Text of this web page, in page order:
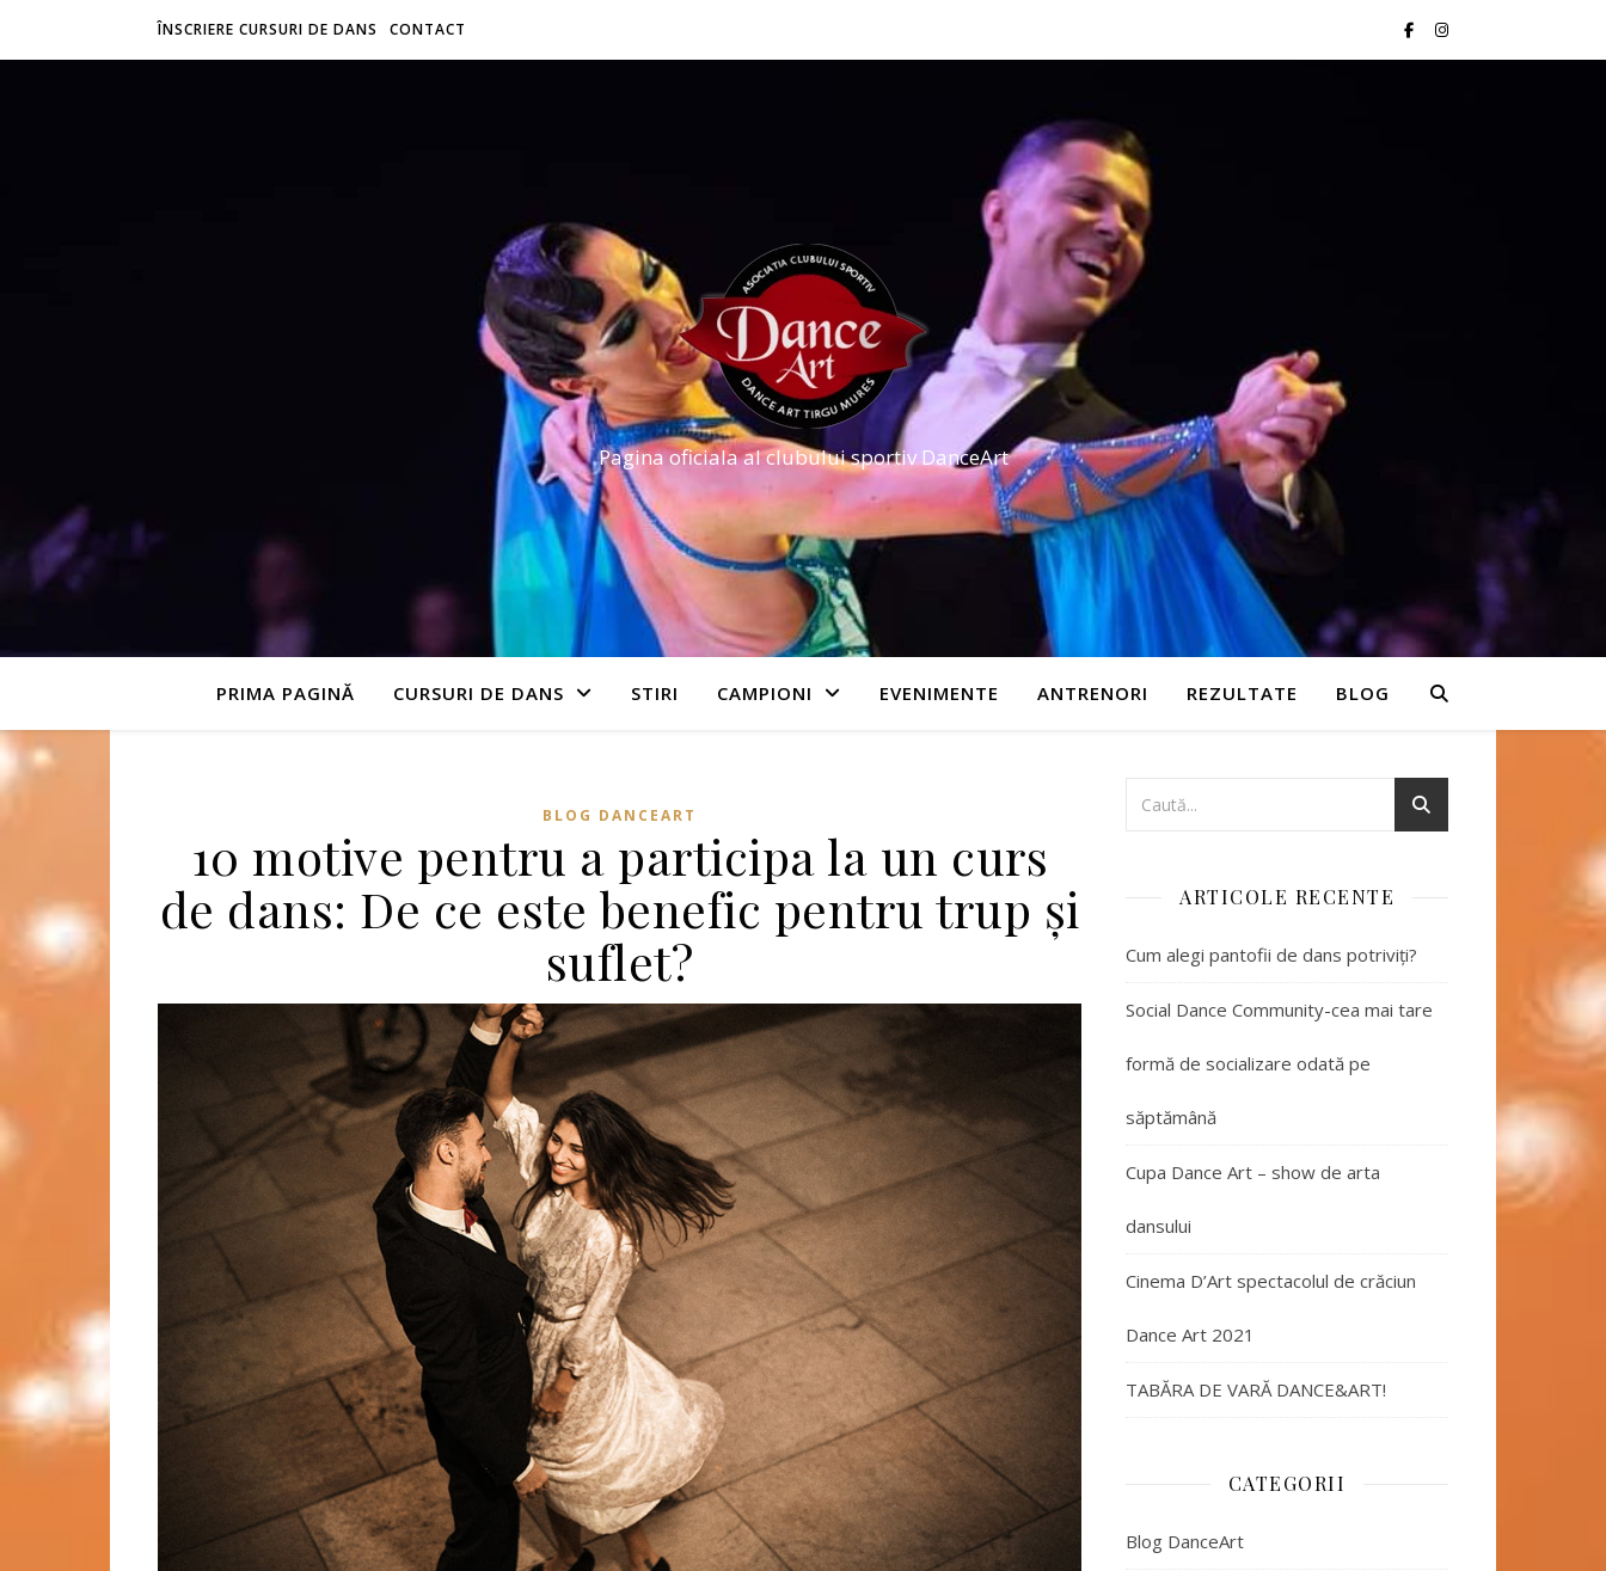
ÎNSCRIERE CURSURI DE DANS CONTACT
Pagina oficiala al clubului sportiv DanceArt
PRIMA PAGINĂ CURSURI DE DANS STIRI CAMPIONI EVENIMENTE ANTRENORI REZULTATE BLOG
BLOG DANCEART
10 motive pentru a participa la un curs
de dans: De ce este benefic pentru trup și
suflet?
ARTICOLE RECENTE
Cum alegi pantofii de dans potriviți?
Social Dance Community-cea mai tare
formă de socializare odată pe
săptămână
Cupa Dance Art – show de arta
dansului
Cinema D’Art spectacolul de crăciun
Dance Art 2021
TABĂRA DE VARĂ DANCE&ART!
CATEGORII
Blog DanceArt